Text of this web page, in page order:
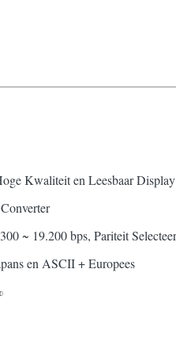
Kwaliteit en Leesbaar Display
~ 19.200 bps, Pariteit
en ASCII + Europees